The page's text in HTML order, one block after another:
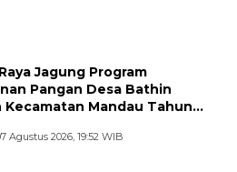
Jagung Program
Pangan Desa Bathin
Kecamatan Mandau Tahun
Agustus 2026, 19:52 WIB